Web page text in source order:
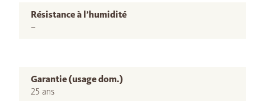
Résistance à l’humidité
–
Garantie (usage dom.)
25 ans